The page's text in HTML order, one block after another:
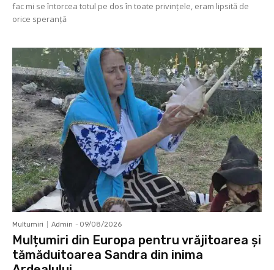
fac mi se întorcea totul pe dos în toate privinţele, eram lipsită de
orice speranţă
Multumiri Admin - 09/08/2026
Mulțumiri din Europa pentru vrăjitoarea și
tămăduitoarea Sandra din inima